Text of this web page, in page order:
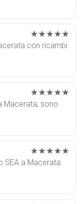
★★★★★
con ricambi
★★★★★
Macerata, sono
★★★★★
SEA a Macerata.